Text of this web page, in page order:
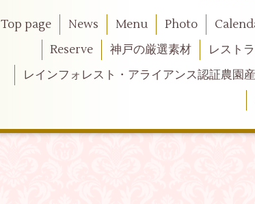
Top page News Menu Photo
Reserve
神戸の厳選素材 レスト
レインフォレスト・アライアンス認証農園